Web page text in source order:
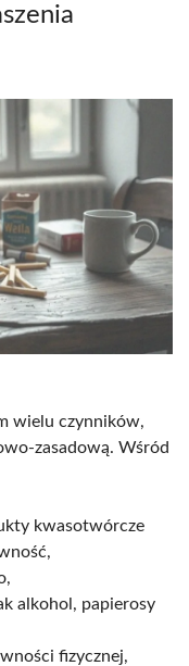
wielu czynników,
zasadową. Wśród
kwasotwórcze
alkohol, papierosy
fizycznej,